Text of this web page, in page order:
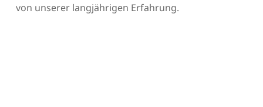
von unserer langjährigen Erfahrung.